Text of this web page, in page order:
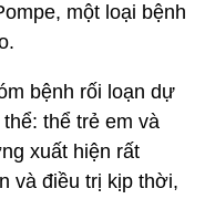
một loại bệnh
bệnh rối loạn dự
thể trẻ em và
xuất hiện rất
và điều trị kịp thời,